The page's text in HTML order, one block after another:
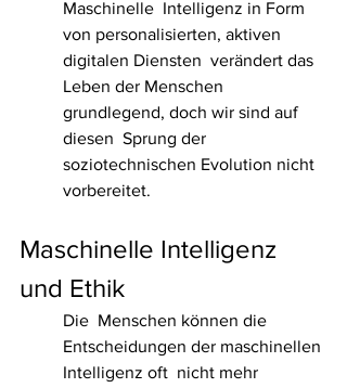
Maschinelle  Intelligenz in Form
von personalisierten, aktiven
digitalen Diensten  verändert das
Leben der Menschen
grundlegend, doch wir sind auf
diesen  Sprung der
soziotechnischen Evolution nicht
vorbereitet.
Maschinelle Intelligenz
und Ethik
Die  Menschen können die
Entscheidungen der maschinellen
Intelligenz oft  nicht mehr